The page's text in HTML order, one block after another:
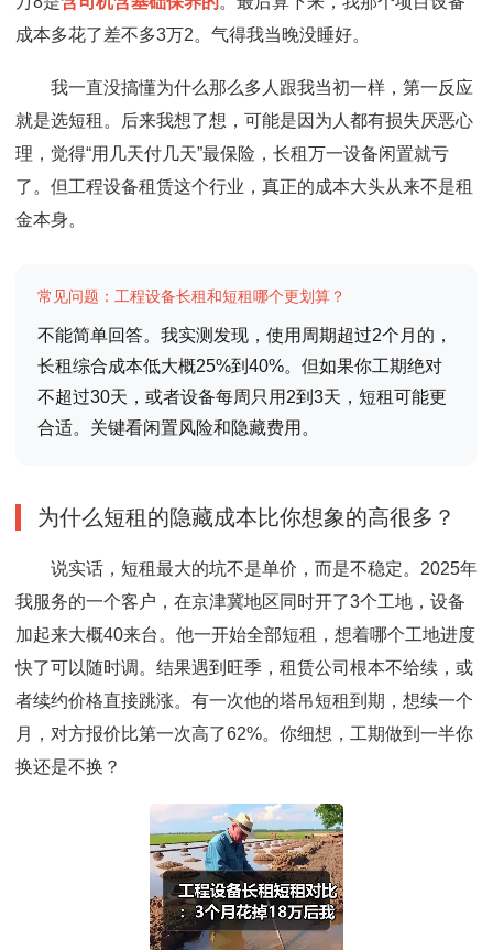
成本多花了差不多3万2。气得我当晚没睡好。
我一直没搞懂为什么那么多人跟我当初一样，第一反应
就是选短租。后来我想了想，可能是因为人都有损失厌恶心
理，觉得“用几天付几天”最保险，长租万一设备闲置就亏
了。但工程设备租赁这个行业，真正的成本大头从来不是租
金本身。
常见问题：工程设备长租和短租哪个更划算？
不能简单回答。我实测发现，使用周期超过2个月的，
长租综合成本低大概25%到40%。但如果你工期绝对
不超过30天，或者设备每周只用2到3天，短租可能更
合适。关键看闲置风险和隐藏费用。
为什么短租的隐藏成本比你想象的高很多？
说实话，短租最大的坑不是单价，而是不稳定。2025年
我服务的一个客户，在京津冀地区同时开了3个工地，设备
加起来大概40来台。他一开始全部短租，想着哪个工地进度
快了可以随时调。结果遇到旺季，租赁公司根本不给续，或
者续约价格直接跳涨。有一次他的塔吊短租到期，想续一个
月，对方报价比第一次高了62%。你细想，工期做到一半你
换还是不换？